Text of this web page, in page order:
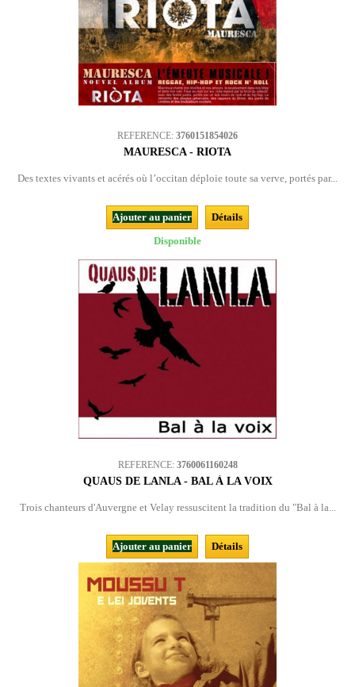
REFERENCE: 3760151854026
MAURESCA - RIOTA
Des textes vivants et acérés où l’occitan déploie toute sa verve, portés par...
Ajouter au panier
Détails
Disponible
REFERENCE: 3760061160248
QUAUS DE LANLA - BAL À LA VOIX
Trois chanteurs d'Auvergne et Velay ressuscitent la tradition du "Bal à la...
Ajouter au panier Détails